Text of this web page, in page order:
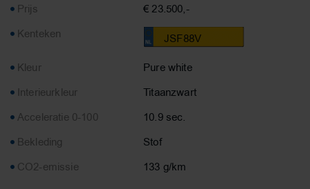
Prijs
€ 23.500,-
Kenteken
JSF88V
Kleur
Pure white
Interieurkleur
Titaanzwart
Acceleratie 0-100
10.9 sec.
Bekleding
Stof
CO2-emissie
133 g/km